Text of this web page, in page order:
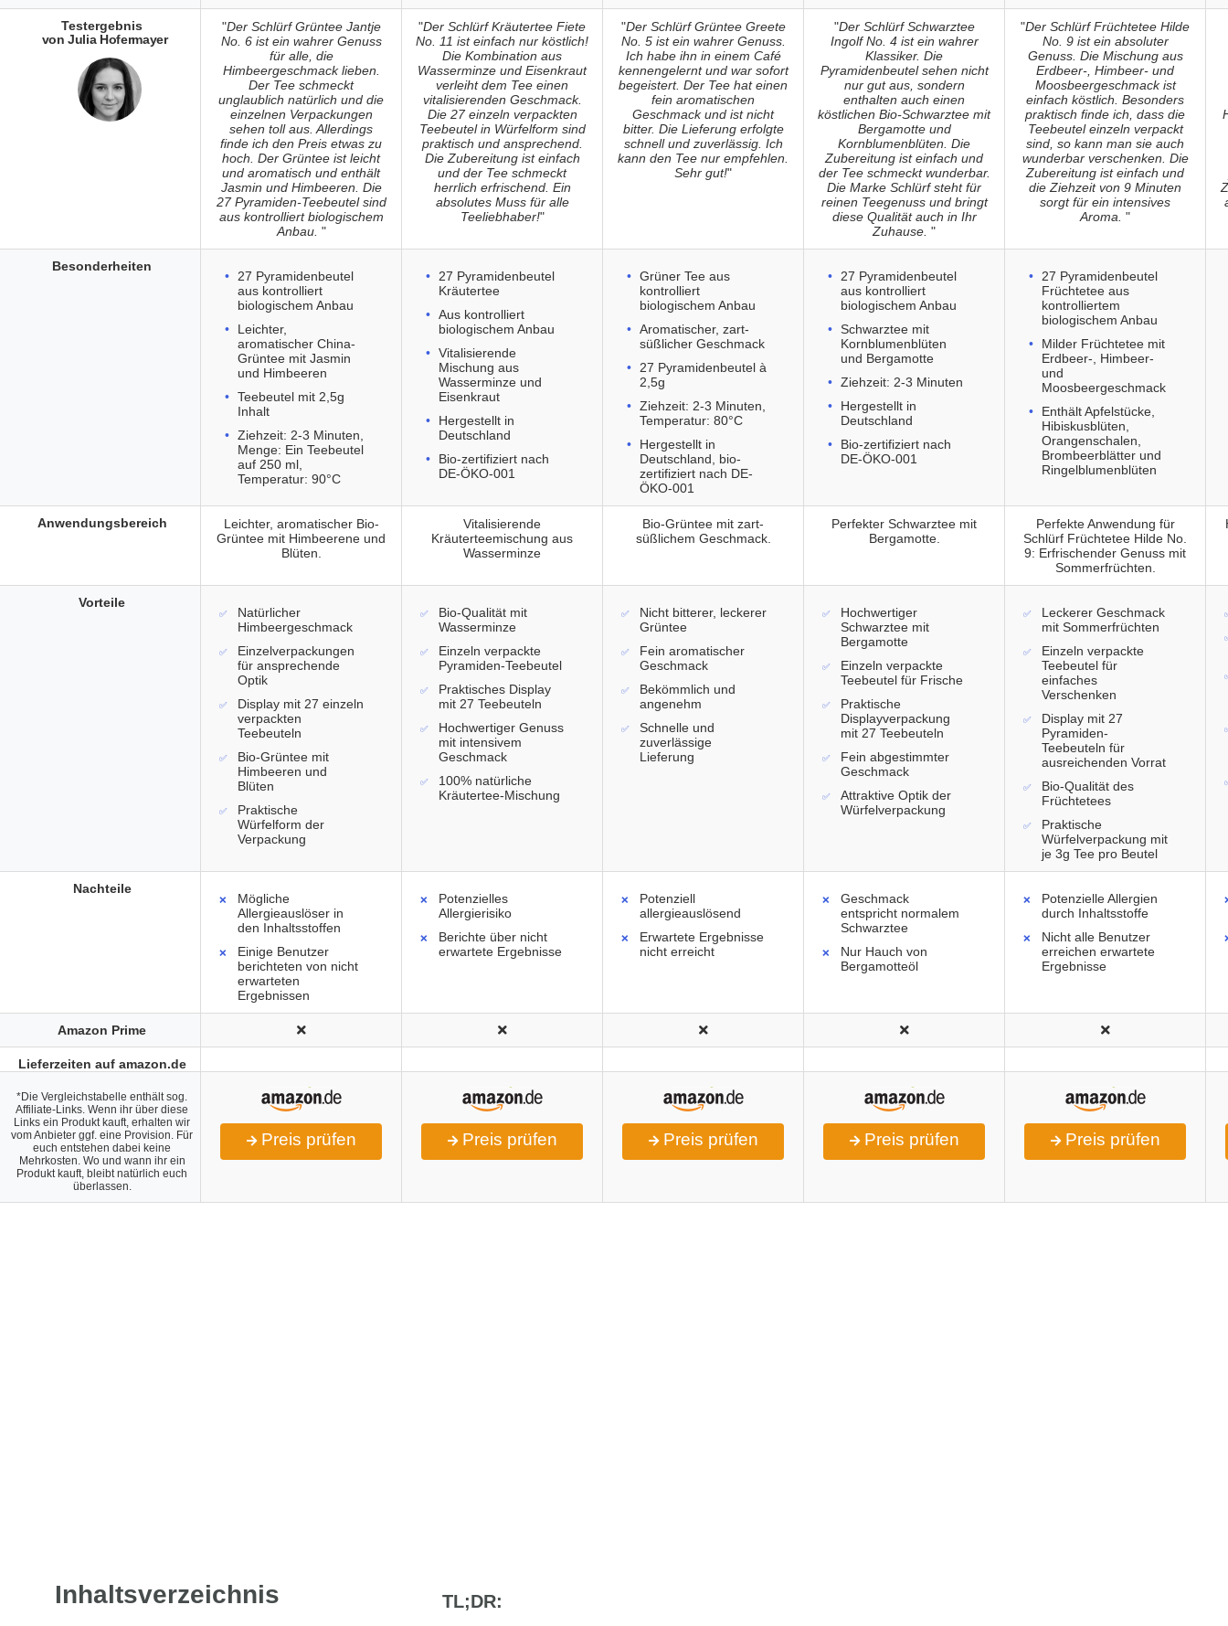
"Der Schlürf Grüntee Jantje
No. 6 ist ein wahrer Genuss
für alle, die
Himbeergeschmack lieben.
Der Tee schmeckt
unglaublich natürlich und die
einzelnen Verpackungen
sehen toll aus. Allerdings
finde ich den Preis etwas zu
hoch. Der Grüntee ist leicht
und aromatisch und enthält
Jasmin und Himbeeren. Die
27 Pyramiden-Teebeutel sind
aus kontrolliert biologischem
Anbau. "
"Der Schlürf Kräutertee Fiete
No. 11 ist einfach nur köstlich!
Die Kombination aus
Wasserminze und Eisenkraut
verleiht dem Tee einen
vitalisierenden Geschmack.
Die 27 einzeln verpackten
Teebeutel in Würfelform sind
praktisch und ansprechend.
Die Zubereitung ist einfach
und der Tee schmeckt
herrlich erfrischend. Ein
absolutes Muss für alle
Teeliebhaber!"
"Der Schlürf Grüntee Greete
No. 5 ist ein wahrer Genuss.
Ich habe ihn in einem Café
kennengelernt und war sofort
begeistert. Der Tee hat einen
fein aromatischen
Geschmack und ist nicht
bitter. Die Lieferung erfolgte
schnell und zuverlässig. Ich
kann den Tee nur empfehlen.
Sehr gut!"
"Der Schlürf Schwarztee
Ingolf No. 4 ist ein wahrer
Klassiker. Die
Pyramidenbeutel sehen nicht
nur gut aus, sondern
enthalten auch einen
köstlichen Bio-Schwarztee mit
Bergamotte und
Kornblumenblüten. Die
Zubereitung ist einfach und
der Tee schmeckt wunderbar.
Die Marke Schlürf steht für
reinen Teegenuss und bringt
diese Qualität auch in Ihr
Zuhause. "
"Der Schlürf Früchtetee Hilde
No. 9 ist ein absoluter
Genuss. Die Mischung aus
Erdbeer-, Himbeer- und
Moosbeergeschmack ist
einfach köstlich. Besonders
praktisch finde ich, dass die
Teebeutel einzeln verpackt
sind, so kann man sie auch
wunderbar verschenken. Die
Zubereitung ist einfach und
die Ziehzeit von 9 Minuten
sorgt für ein intensives
Aroma. "
27 Pyramidenbeutel
aus kontrolliert
biologischem Anbau
Leichter,
aromatischer China-
Grüntee mit Jasmin
und Himbeeren
Teebeutel mit 2,5g
Inhalt
Ziehzeit: 2-3 Minuten,
Menge: Ein Teebeutel
auf 250 ml,
Temperatur: 90°C
27 Pyramidenbeutel
Kräutertee
Aus kontrolliert
biologischem Anbau
Vitalisierende
Mischung aus
Wasserminze und
Eisenkraut
Hergestellt in
Deutschland
Bio-zertifiziert nach
DE-ÖKO-001
Grüner Tee aus
kontrolliert
biologischem Anbau
Aromatischer, zart-
süßlicher Geschmack
27 Pyramidenbeutel à
2,5g
Ziehzeit: 2-3 Minuten,
Temperatur: 80°C
Hergestellt in
Deutschland, bio-
zertifiziert nach DE-
ÖKO-001
27 Pyramidenbeutel
aus kontrolliert
biologischem Anbau
Schwarztee mit
Kornblumenblüten
und Bergamotte
Ziehzeit: 2-3 Minuten
Hergestellt in
Deutschland
Bio-zertifiziert nach
DE-ÖKO-001
27 Pyramidenbeutel
Früchtetee aus
kontrolliertem
biologischem Anbau
Milder Früchtetee mit
Erdbeer-, Himbeer-
und
Moosbeergeschmack
Enthält Apfelstücke,
Hibiskusblüten,
Orangenschalen,
Brombeerblätter und
Ringelblumenblüten
Leichter, aromatischer Bio-
Grüntee mit Himbeerene und
Blüten.
Vitalisierende
Kräuterteemischung aus
Wasserminze
Bio-Grüntee mit zart-
süßlichem Geschmack.
Perfekter Schwarztee mit
Bergamotte.
Perfekte Anwendung für
Schlürf Früchtetee Hilde No.
9: Erfrischender Genuss mit
Sommerfrüchten.
Natürlicher
Himbeergeschmack
Einzelverpackungen
für ansprechende
Optik
Display mit 27 einzeln
verpackten
Teebeuteln
Bio-Grüntee mit
Himbeeren und
Blüten
Praktische
Würfelform der
Verpackung
Bio-Qualität mit
Wasserminze
Einzeln verpackte
Pyramiden-Teebeutel
Praktisches Display
mit 27 Teebeuteln
Hochwertiger Genuss
mit intensivem
Geschmack
100% natürliche
Kräutertee-Mischung
Nicht bitterer, leckerer
Grüntee
Fein aromatischer
Geschmack
Bekömmlich und
angenehm
Schnelle und
zuverlässige
Lieferung
Hochwertiger
Schwarztee mit
Bergamotte
Einzeln verpackte
Teebeutel für Frische
Praktische
Displayverpackung
mit 27 Teebeuteln
Fein abgestimmter
Geschmack
Attraktive Optik der
Würfelverpackung
Leckerer Geschmack
mit Sommerfrüchten
Einzeln verpackte
Teebeutel für
einfaches
Verschenken
Display mit 27
Pyramiden-
Teebeuteln für
ausreichenden Vorrat
Bio-Qualität des
Früchtetees
Praktische
Würfelverpackung mit
je 3g Tee pro Beutel
Mögliche
Allergieauslöser in
den Inhaltsstoffen
Einige Benutzer
berichteten von nicht
erwarteten
Ergebnissen
Potenzielles
Allergierisiko
Berichte über nicht
erwartete Ergebnisse
Potenziell
allergieauslösend
Erwartete Ergebnisse
nicht erreicht
Geschmack
entspricht normalem
Schwarztee
Nur Hauch von
Bergamotteöl
Potenzielle Allergien
durch Inhaltsstoffe
Nicht alle Benutzer
erreichen erwartete
Ergebnisse
Preis prüfen Preis prüfen Preis prüfen Preis prüfen Preis prüfen
Testergebnis
von Julia Hofermayer
Besonderheiten
Anwendungsbereich
Vorteile
Nachteile
Amazon Prime
Lieferzeiten auf amazon.de
*Die Vergleichstabelle enthält sog.
Affiliate-Links. Wenn ihr über diese
Links ein Produkt kauft, erhalten wir
vom Anbieter ggf. eine Provision. Für
euch entstehen dabei keine
Mehrkosten. Wo und wann ihr ein
Produkt kauft, bleibt natürlich euch
überlassen.
Inhaltsverzeichnis TL;DR: